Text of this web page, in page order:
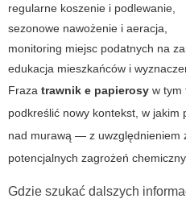
regularne koszenie i podlewanie,
sezonowe nawożenie i aeracja,
monitoring miejsc podatnych na
edukacja mieszkańców i
Fraza trawnik e papierosy w tym
podkreślić nowy kontekst, w jakim
nad murawą — z uwzględnieniem
potencjalnych zagrożeń
Gdzie szukać dalszych